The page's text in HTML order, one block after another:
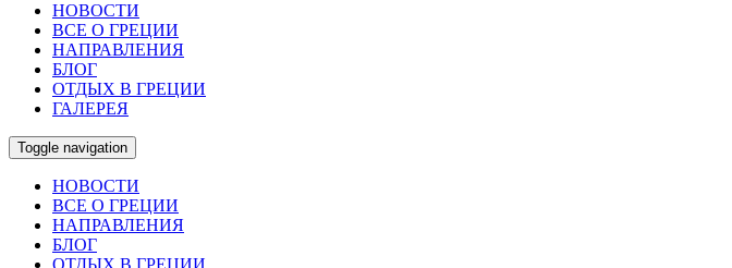
НОВОСТИ
ВСЕ О ГРЕЦИИ
НАПРАВЛЕНИЯ
БЛОГ
ОТДЫХ В ГРЕЦИИ
ГАЛЕРЕЯ
Toggle navigation
НОВОСТИ
ВСЕ О ГРЕЦИИ
НАПРАВЛЕНИЯ
БЛОГ
ОТДЫХ В ГРЕЦИИ